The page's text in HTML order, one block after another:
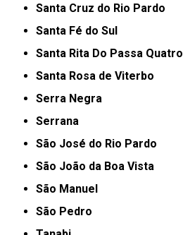
Santa Cruz do Rio Pardo
Santa Fé do Sul
Santa Rita Do Passa Quatro
Santa Rosa de Viterbo
Serra Negra
Serrana
São José do Rio Pardo
São João da Boa Vista
São Manuel
São Pedro